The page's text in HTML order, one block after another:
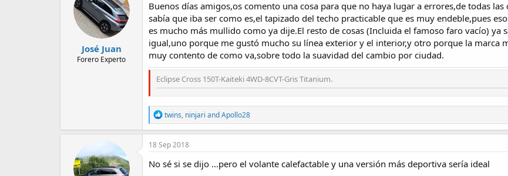
José Juan
Forero Experto
Buenos días amigos,os comento una cosa para que no haya lugar a errores,de todas
sabía que iba ser como es,el tapizado del techo practicable que es muy endeble,pues
es mucho más mullido como ya dije.El resto de cosas (Incluida el famoso faro vacío) ya
igual,uno porque me gustó mucho su línea exterior y el interior,y otro porque la marca
muy contento de como va,sobre todo la suavidad del cambio por ciudad.
Eclipse Cross 150T-Kaiteki 4WD-8CVT-Gris Titanium.
R
e
a
c
i
o
twins, ninjari andApollo28
18 Sep 2018
No sé si se dijo ...pero el volante calefactable y una versión más deportiva sería ideal